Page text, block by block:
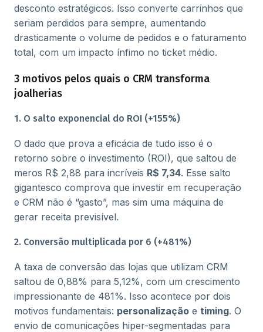
desconto estratégicos. Isso converte carrinhos que
seriam perdidos para sempre, aumentando
drasticamente o volume de pedidos e o faturamento
total, com um impacto ínfimo no ticket médio.
3 motivos pelos quais o CRM transforma
joalherias
1. O salto exponencial do ROI (+155%)
O dado que prova a eficácia de tudo isso é o
retorno sobre o investimento (ROI), que saltou de
meros R$ 2,88 para incríveis R$ 7,34. Esse salto
gigantesco comprova que investir em recuperação
e CRM não é “gasto”, mas sim uma máquina de
gerar receita previsível.
2. Conversão multiplicada por 6 (+481%)
A taxa de conversão das lojas que utilizam CRM
saltou de 0,88% para 5,12%, com um crescimento
impressionante de 481%. Isso acontece por dois
motivos fundamentais: personalização e timing. O
envio de comunicações hiper-segmentadas para